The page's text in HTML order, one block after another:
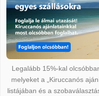
Legalább 15%-kal
melyeket a „Kiruccanós
listájában és a